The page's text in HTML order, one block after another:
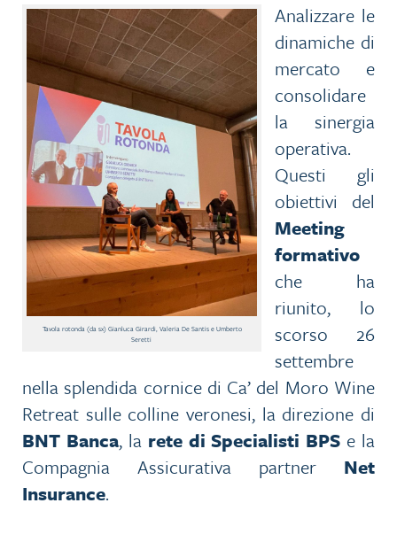
Tavola rotonda (da sx) Gianluca Girardi, Valeria De Santis e Umberto
Seretti
Analizzare le
dinamiche di
mercato e
consolidare
la sinergia
operativa.
Questi gli
obiettivi del
Meeting
formativo
che ha
riunito, lo
scorso 26
settembre
nella splendida cornice di Ca’ del Moro Wine
Retreat sulle colline veronesi, la direzione di
BNT Banca, la rete di Specialisti BPS e la
Compagnia Assicurativa partner Net
Insurance.